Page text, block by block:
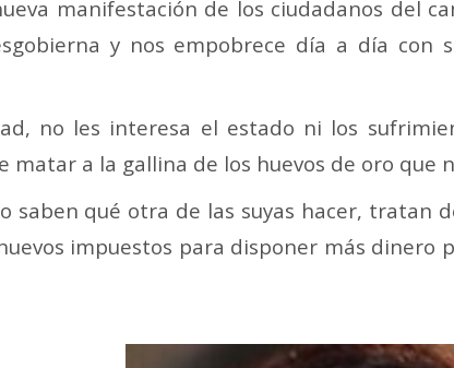
manifestación de los ciudadanos del
y nos empobrece día a día con
no les interesa el estado ni los
matar a la gallina de los huevos de oro que
saben qué otra de las suyas hacer,
impuestos para disponer más dinero